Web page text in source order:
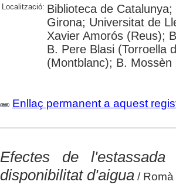
Localització: Biblioteca de
Girona; Universitat de
Xavier Amorós (Reus);
B. Pere Blasi (Torroella
(Montblanc); B.
Enllaç permanent a aquest
Efectes de
disponibilitat d'aigua/ Romà